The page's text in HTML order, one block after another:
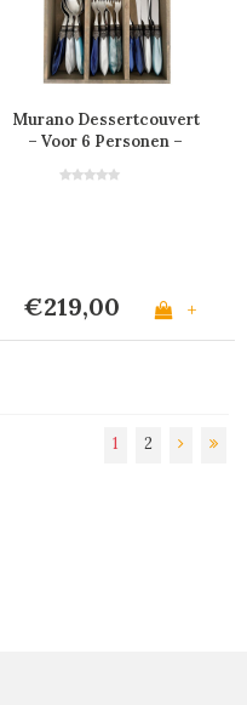
Murano Dessertcouvert
– Voor 6 Personen –
€219,00 +
1 2